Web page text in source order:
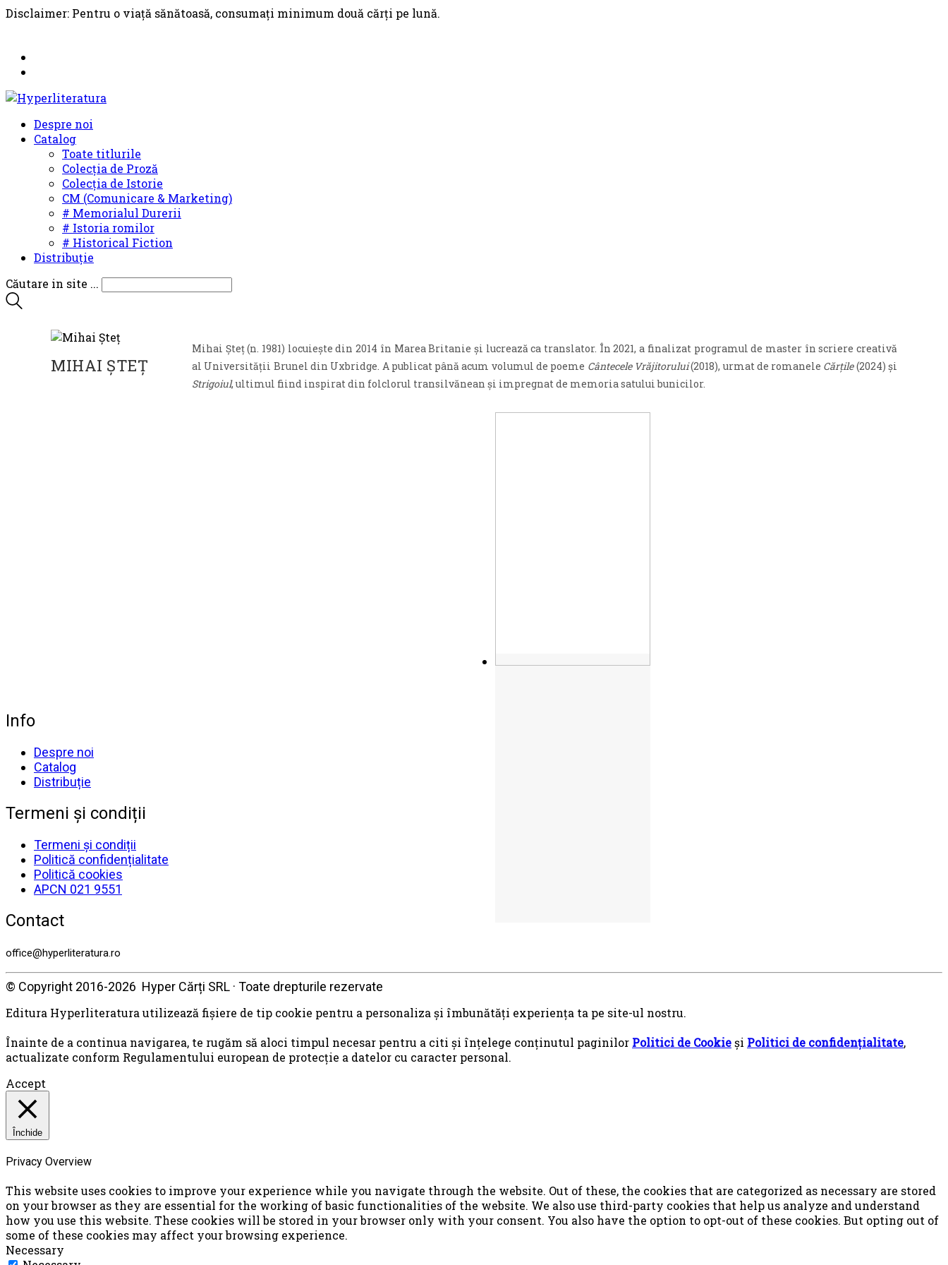
Disclaimer: Pentru o viață sănătoasă, consumați minimum două cărți pe lună.
Despre noi
Catalog
Toate titlurile
Colecția de Proză
Colecția de Istorie
CM (Comunicare & Marketing)
# Memorialul Durerii
# Istoria romilor
# Historical Fiction
Distribuție
Căutare in site ...
MIHAI ȘTEȚ
Mihai Șteț (n. 1981) locuiește din 2014 în Marea Britanie și lucrează ca translator. În 2021, a finalizat programul de master în scriere creativă
al Universității Brunel din Uxbridge. A publicat până acum volumul de poeme Cântecele Vrăjitorului(2018), urmat de romanele Cărțile(2024) și
Strigoiul, ultimul fiind inspirat din folclorul transilvănean și impregnat de memoria satului bunicilor.
Info
Despre noi
Catalog
Distribuție
Termeni și condiții
Termeni și condiții
Politică confidențialitate
Politică cookies
APCN 021 9551
Contact
office@hyperliteratura.ro
© Copyright 2016-2026 Hyper Cărți SRL · Toate drepturile rezervate
Editura Hyperliteratura utilizează fişiere de tip cookie pentru a personaliza și îmbunătăți experiența ta pe site-ul nostru.
Înainte de a continua navigarea, te rugăm să aloci timpul necesar pentru a citi și înțelege conținutul paginilor Politici de Cookieși Politici de confidențialitate,
actualizate conform Regulamentului european de protecţie a datelor cu caracter personal.
Accept
Închide
Privacy Overview
This website uses cookies to improve your experience while you navigate through the website. Out of these, the cookies that are categorized as necessary are stored
on your browser as they are essential for the working of basic functionalities of the website. We also use third-party cookies that help us analyze and understand
how you use this website. These cookies will be stored in your browser only with your consent. You also have the option to opt-out of these cookies. But opting out of
some of these cookies may affect your browsing experience.
Necessary